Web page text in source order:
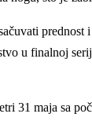
prednost
u finalnoj
31 maja sa